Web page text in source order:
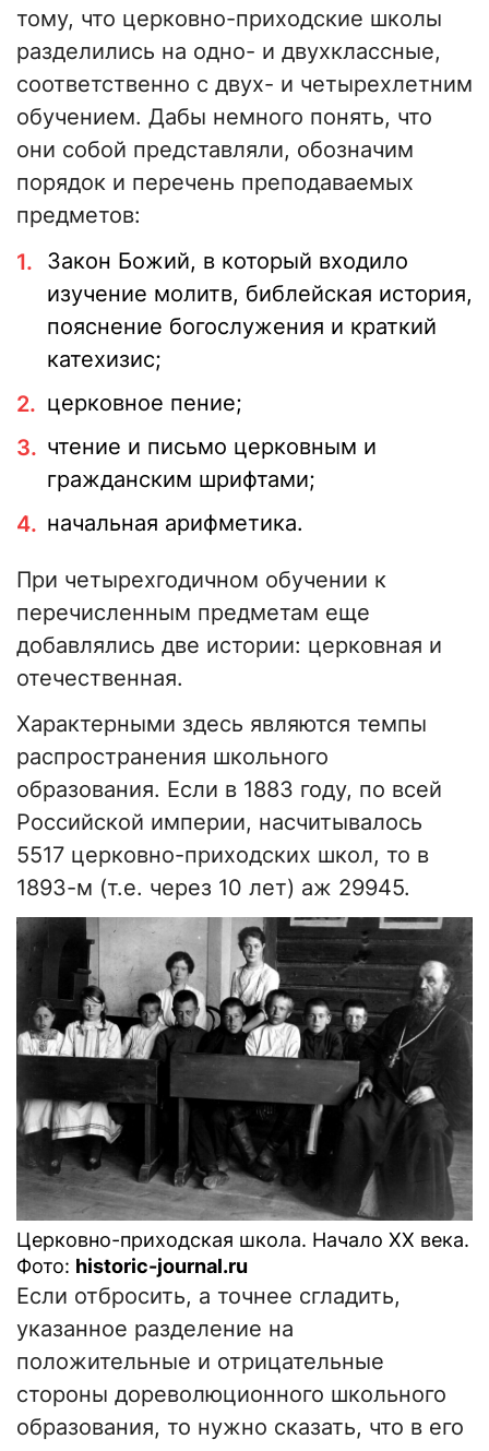
тому, что церковно-приходские школы
разделились на одно- и двухклассные,
соответственно с двух- и четырехлетним
обучением. Дабы немного понять, что
они собой представляли, обозначим
порядок и перечень преподаваемых
предметов:
Закон Божий, в который входило
изучение молитв, библейская история,
пояснение богослужения и краткий
катехизис;
церковное пение;
чтение и письмо церковным и
гражданским шрифтами;
начальная арифметика.
При четырехгодичном обучении к
перечисленным предметам еще
добавлялись две истории: церковная и
отечественная.
Характерными здесь являются темпы
распространения школьного
образования. Если в 1883 году, по всей
Российской империи, насчитывалось
5517 церковно-приходских школ, то в
1893-м (т.е. через 10 лет) аж 29945.
Церковно-приходская школа. Начало ХХ века.
Фото: historic-journal.ru
Если отбросить, а точнее сгладить,
указанное разделение на
положительные и отрицательные
стороны дореволюционного школьного
образования, то нужно сказать, что в его